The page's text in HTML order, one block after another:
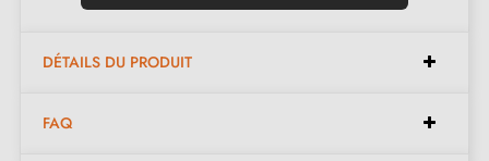
Forme de la rosace
Marque
DÉTAILS DU PRODUIT
FAQ